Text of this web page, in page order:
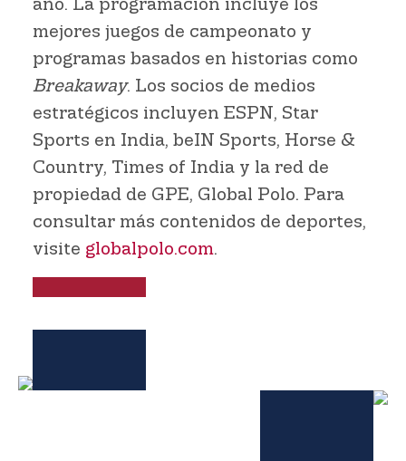
año. La programación incluye los
mejores juegos de campeonato y
programas basados en historias como
Breakaway. Los socios de medios
estratégicos incluyen ESPN, Star
Sports en India, beIN Sports, Horse &
Country, Times of India y la red de
propiedad de GPE, Global Polo. Para
consultar más contenidos de deportes,
visite globalpolo.com.